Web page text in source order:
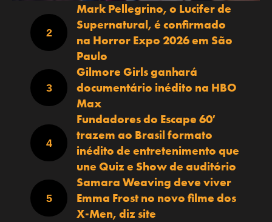
Mark Pellegrino, o Lucifer de
Supernatural, é confirmado
na Horror Expo 2026 em São
Paulo
Gilmore Girls ganhará
documentário inédito na HBO
Max
Fundadores do Escape 60′
trazem ao Brasil formato
inédito de entretenimento que
une Quiz e Show de auditório
Samara Weaving deve viver
Emma Frost no novo filme dos
X-Men, diz site